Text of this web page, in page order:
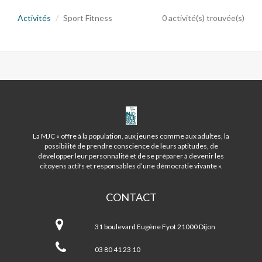
Activités Sport Fitness 0 activité(s) trouvée(s)
MJC
CENTRE
SOCIAL
DES
BOURROCHES
La MJC « offre à la population, aux jeunes comme aux adultes, la
possibilité de prendre conscience de leurs aptitudes, de
développer leur personnalité et de se préparer à devenir les
citoyens actifs et responsables d’une démocratie vivante ».
CONTACT
Centre
Social
des
Bourroches
31 boulevard Eugène Fyot 21000 Dijon
03 80 41 23 10